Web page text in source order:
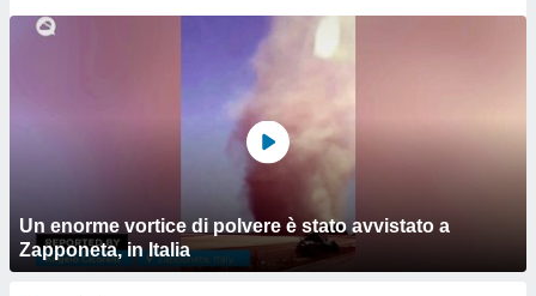
Un enorme vortice di polvere è stato avvistato a
Zapponeta, in Italia